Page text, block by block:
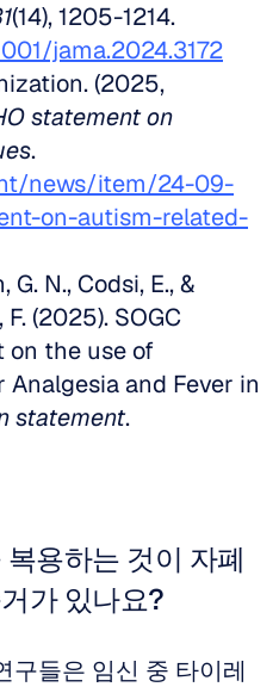
jama.2024.3172
(2025,
statement on
news/item/24-09-
on-autism-related-
G. N., Codsi, E., &
(2025). SOGC
on the use of
and Fever in
statement.
용하는 것이 자폐
가 있나요?
구들은 임신 중 타이레